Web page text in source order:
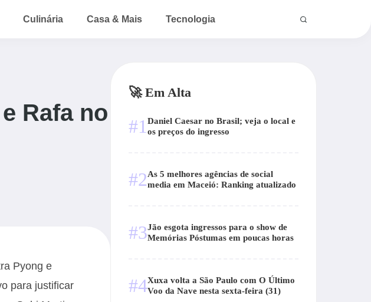
Culinária Casa & Mais Tecnologia
Rafa no
Pyong e
para justificar
🚀 Em Alta
#1 Daniel Caesar no Brasil; veja o local e
os preços do ingresso
#2As 5 melhores agências de social
media em Maceió: Ranking atualizado
#3Jão esgota ingressos para o show de
Memórias Póstumas em poucas horas
#4Xuxa volta a São Paulo com O Último
Voo da Nave nesta sexta-feira (31)